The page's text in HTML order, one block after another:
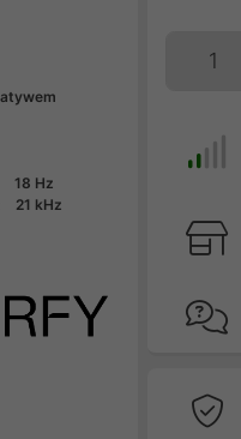
18 Hz
21 kHz